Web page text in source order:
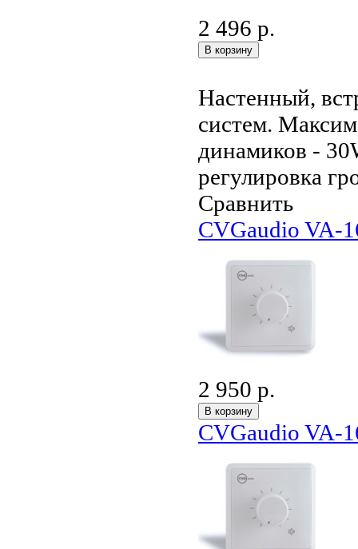
2 496 р.
Настенный,
систем.
динамиков -
регулировка
Сравнить
CVGaudio VA-
2 950 р.
CVGaudio VA-